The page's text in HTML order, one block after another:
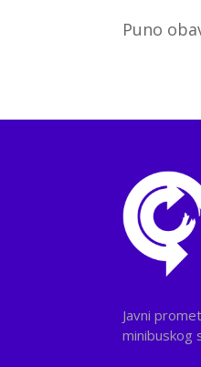
Puno
Javni
minibuskog